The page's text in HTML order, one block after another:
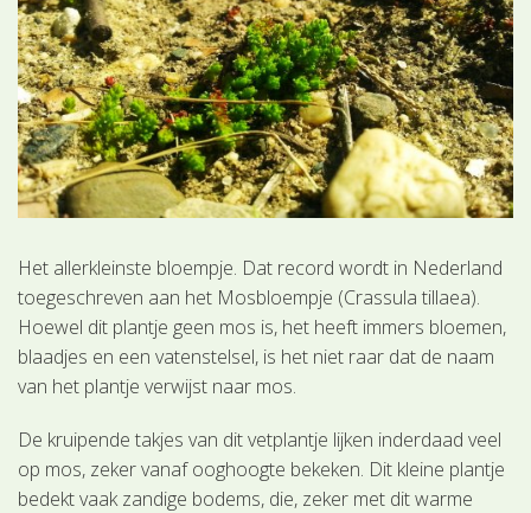
Het allerkleinste bloempje. Dat record wordt in Nederland
toegeschreven aan het Mosbloempje (Crassula tillaea).
Hoewel dit plantje geen mos is, het heeft immers bloemen,
blaadjes en een vatenstelsel, is het niet raar dat de naam
van het plantje verwijst naar mos.
De kruipende takjes van dit vetplantje lijken inderdaad veel
op mos, zeker vanaf ooghoogte bekeken. Dit kleine plantje
bedekt vaak zandige bodems, die, zeker met dit warme